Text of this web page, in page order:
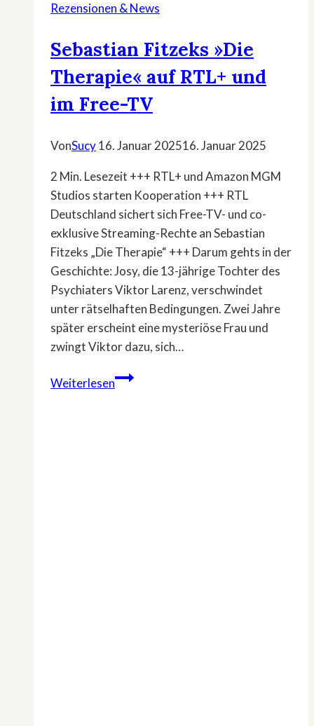
Rezensionen & News
Sebastian Fitzeks »Die
Therapie« auf RTL+ und
im Free-TV
VonSucy16. Januar 202516. Januar 2025
2 Min. Lesezeit +++ RTL+ und Amazon MGM
Studios starten Kooperation +++ RTL
Deutschland sichert sich Free-TV- und co-
exklusive Streaming-Rechte an Sebastian
Fitzeks „Die Therapie“ +++ Darum gehts in der
Geschichte: Josy, die 13-jährige Tochter des
Psychiaters Viktor Larenz, verschwindet
unter rätselhaften Bedingungen. Zwei Jahre
später erscheint eine mysteriöse Frau und
zwingt Viktor dazu, sich…
WeiterlesenSebastian